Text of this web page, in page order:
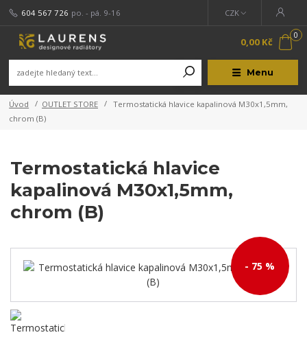
Menu
CZK
604 567 726 po. - pá. 9-16
0
0,00 Kč
Úvod OUTLET STORE
Termostatická hlavice kapalinová M30x1,5mm,
chrom (B)
Termostatická hlavice
kapalinová M30x1,5mm,
chrom (B)
- 75 %